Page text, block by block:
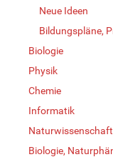
Neue Ideen
Bildungspläne,
Biologie
Physik
Chemie
Informatik
Biologie,